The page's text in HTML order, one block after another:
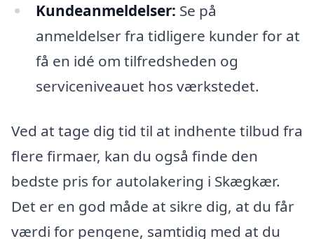
Kundeanmeldelser: Se på
anmeldelser fra tidligere kunder for at
få en idé om tilfredsheden og
serviceniveauet hos værkstedet.
Ved at tage dig tid til at indhente tilbud fra
flere firmaer, kan du også finde den
bedste pris for autolakering i Skægkær.
Det er en god måde at sikre dig, at du får
værdi for pengene, samtidig med at du